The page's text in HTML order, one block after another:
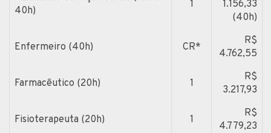
40h)
1
1.156,33
(40h)
Enfermeiro (40h) CR*
R$
4.762,55
Farmacêutico (20h) 1
R$
3.217,93
Fisioterapeuta (20h) 1
R$
4.779,23